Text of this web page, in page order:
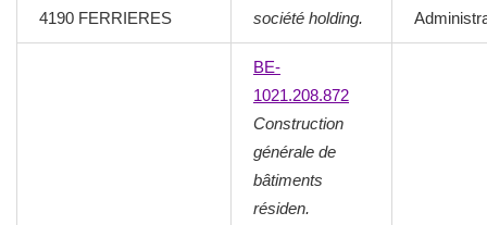
4190 FERRIERES
société holding.
BE-
1021.208.872
Construction
générale de
bâtiments
résiden.